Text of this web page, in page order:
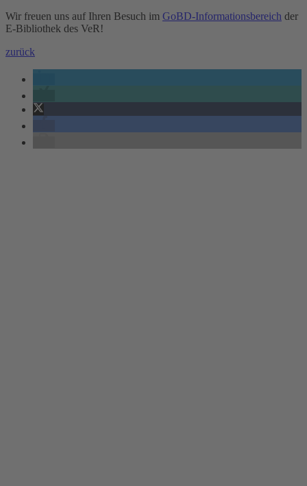
Wir freuen uns auf Ihren Besuch im GoBD-Informationsbereich der
E-Bibliothek des VeR!
zurück